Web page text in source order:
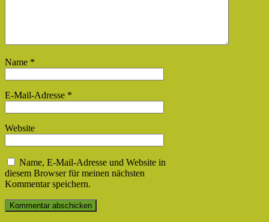
Name *
E-Mail-Adresse *
Website
Name, E-Mail-Adresse und Website in
diesem Browser für meinen nächsten
Kommentar speichern.